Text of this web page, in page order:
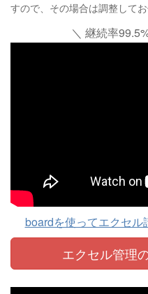
すので、その場合は調整してお
＼ 継続率
boardを使ってエクセル
エクセル管理